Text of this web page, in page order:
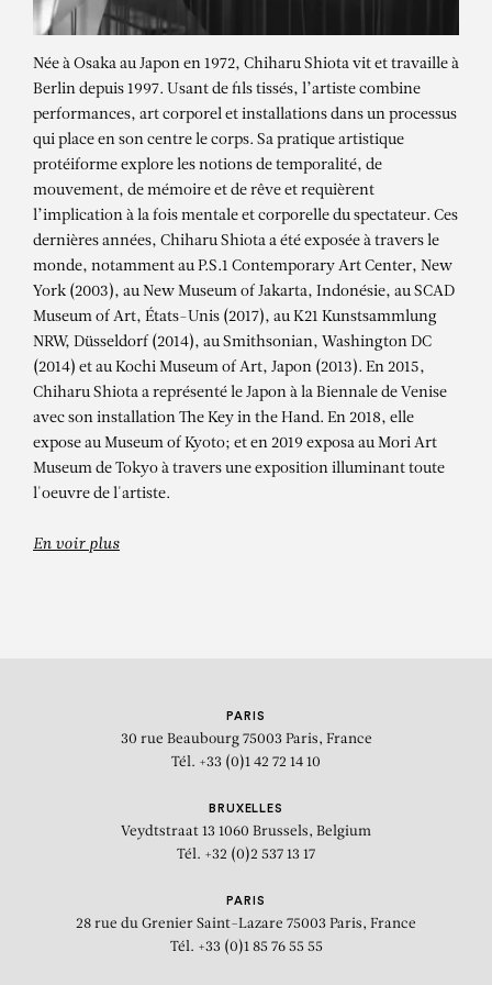
CHIHARU SHIOTA
Chiharu Shiota « Memory of
Water » – oeuvre permanente
Née à Osaka au Japon en 1972, Chiharu Shiota vit et travaille à
Berlin depuis 1997. Usant de fils tissés, l’artiste combine
performances, art corporel et installations dans un processus
qui place en son centre le corps. Sa pratique artistique
protéiforme explore les notions de temporalité, de
mouvement, de mémoire et de rêve et requièrent
l’implication à la fois mentale et corporelle du spectateur. Ces
dernières années, Chiharu Shiota a été exposée à travers le
monde, notamment au P.S.1 Contemporary Art Center, New
York (2003), au New Museum of Jakarta, Indonésie, au SCAD
Museum of Art, États-Unis (2017), au K21 Kunstsammlung
NRW, Düsseldorf (2014), au Smithsonian, Washington DC
(2014) et au Kochi Museum of Art, Japon (2013). En 2015,
Chiharu Shiota a représenté le Japon à la Biennale de Venise
avec son installation The Key in the Hand. En 2018, elle
expose au Museum of Kyoto; et en 2019 exposa au Mori Art
Museum de Tokyo à travers une exposition illuminant toute
l'oeuvre de l'artiste.
En voir plus
PARIS
30 rue Beaubourg 75003 Paris, France
Tél. +33 (0)1 42 72 14 10
BRUXELLES
Veydtstraat 13 1060 Brussels, Belgium
Tél. +32 (0)2 537 13 17
PARIS
28 rue du Grenier Saint-Lazare 75003 Paris, France
Tél. +33 (0)1 85 76 55 55